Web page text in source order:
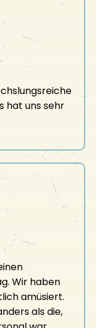
hat uns sehr
Wir haben
amüsiert.
als die,